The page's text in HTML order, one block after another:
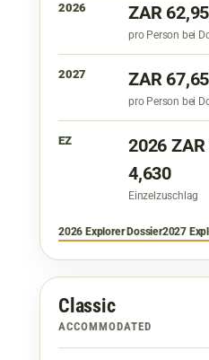
2026 ZAR
pro Person bei
2027 ZAR
pro Person bei
EZ
2026 ZAR
4,630
Einzelzuschlag
2026 Explorer Dossier2027
Classic
ACCOMMODATED